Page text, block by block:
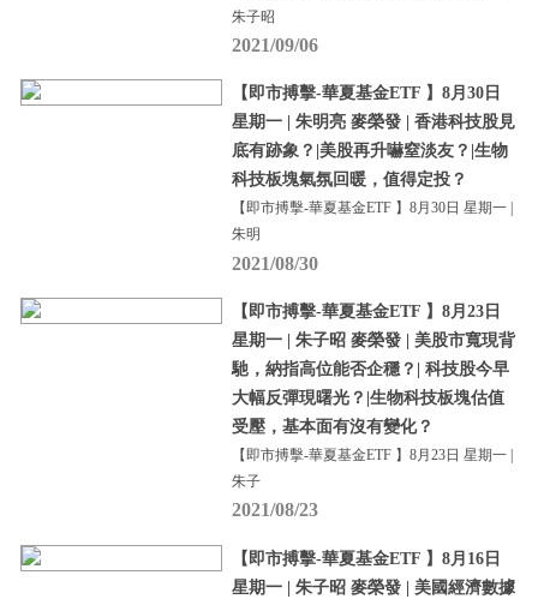
朱子昭
2021/09/06
【即市搏擊-華夏基金ETF 】8月30日
星期一 | 朱明亮 麥榮發 | 香港科技股見
底有跡象？|美股再升嚇窒淡友？|生物
科技板塊氣氛回暖，值得定投？
【即市搏擊-華夏基金ETF 】8月30日 星期一 |
朱明
2021/08/30
【即市搏擊-華夏基金ETF 】8月23日
星期一 | 朱子昭 麥榮發 | 美股市寬現背
馳，納指高位能否企穩？| 科技股今早
大幅反彈現曙光？|生物科技板塊估值
受壓，基本面有沒有變化？
【即市搏擊-華夏基金ETF 】8月23日 星期一 |
朱子
2021/08/23
【即市搏擊-華夏基金ETF 】8月16日
星期一 | 朱子昭 麥榮發 | 美國經濟數據